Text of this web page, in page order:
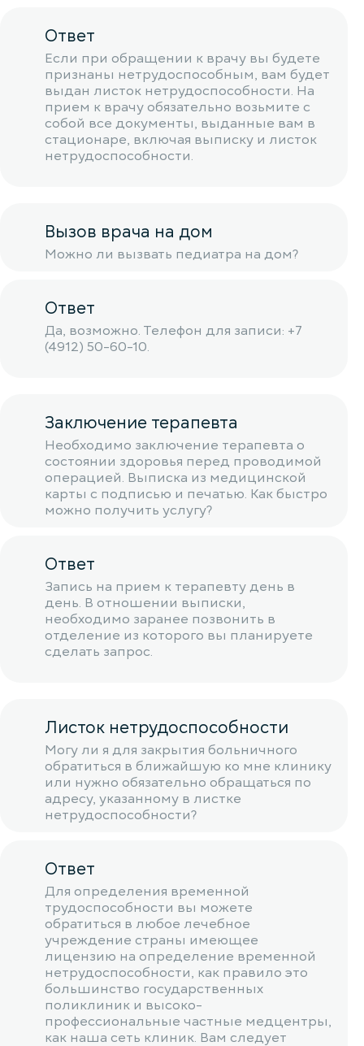
Ответ
Если при обращении к врачу вы будете
признаны нетрудоспособным, вам будет
выдан листок нетрудоспособности. На
прием к врачу обязательно возьмите с
собой все документы, выданные вам в
стационаре, включая выписку и листок
нетрудоспособности.
Вызов врача на дом
Можно ли вызвать педиатра на дом?
Ответ
Да, возможно. Телефон для записи: +7
(4912) 50-60-10.
Заключение терапевта
Необходимо заключение терапевта о
состоянии здоровья перед проводимой
операцией. Выписка из медицинской
карты с подписью и печатью. Как быстро
можно получить услугу?
Ответ
Запись на прием к терапевту день в
день. В отношении выписки,
необходимо заранее позвонить в
отделение из которого вы планируете
сделать запрос.
Листок нетрудоспособности
Могу ли я для закрытия больничного
обратиться в ближайшую ко мне клинику
или нужно обязательно обращаться по
адресу, указанному в листке
нетрудоспособности?
Ответ
Для определения временной
трудоспособности вы можете
обратиться в любое лечебное
учреждение страны имеющее
лицензию на определение временной
нетрудоспособности, как правило это
большинство государственных
поликлиник и высоко-
профессиональные частные медцентры,
как наша сеть клиник. Вам следует